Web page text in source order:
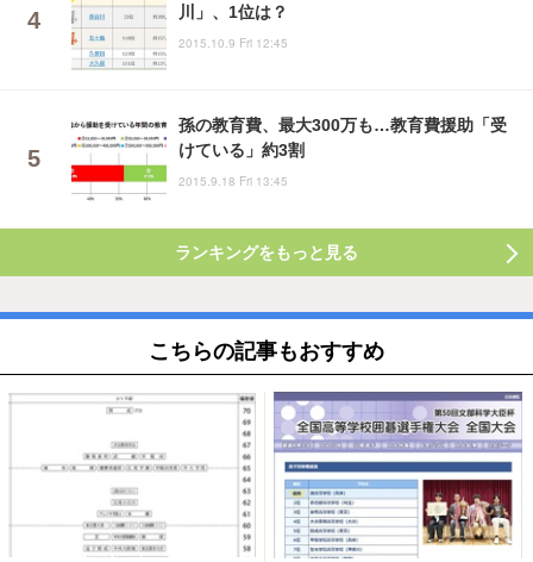
川」、1位は？
2015.10.9 Fri 12:45
孫の教育費、最大300万も…教育費援助「受
けている」約3割
2015.9.18 Fri 13:45
ランキングをもっと見る
こちらの記事もおすすめ